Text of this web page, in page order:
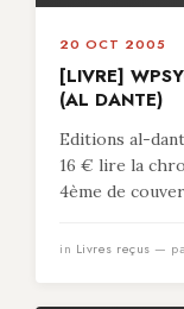
20 OCT 2005
[LIVRE]
(AL DANTE)
Editions al-
16 € lire la
4ème de
in Livres reçus —